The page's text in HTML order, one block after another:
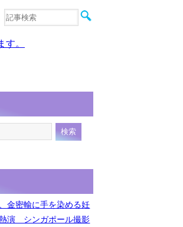
音楽
。
金密輸に手を染める妊
演 シンガポール撮影